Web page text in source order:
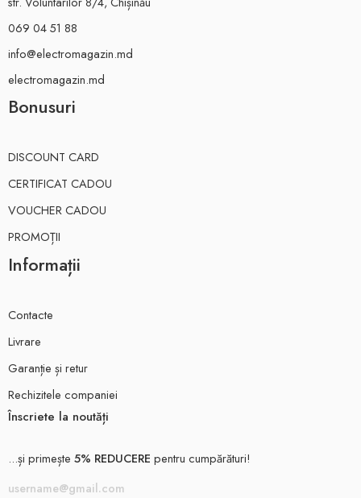
069 04 51 88
info@electromagazin.md
electromagazin.md
Bonusuri
DISCOUNT CARD
CERTIFICAT CADOU
VOUCHER CADOU
PROMOȚII
Informații
Contacte
Livrare
Garanție și retur
Rechizitele companiei
Înscriete la noutăți
...și primește 5% REDUCERE pentru cumpărături!